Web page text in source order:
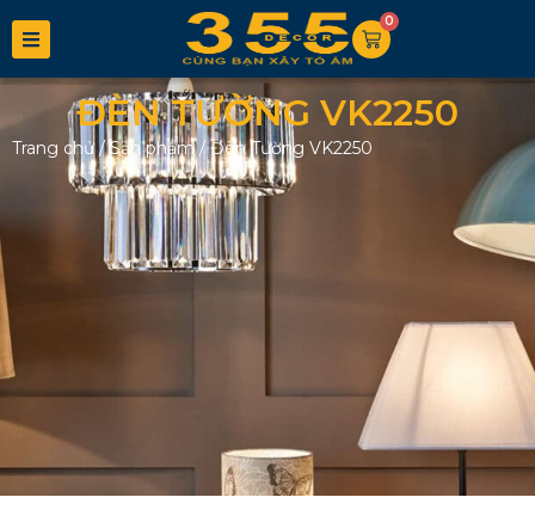
0
ĐÈN TƯỜNG VK2250
Trang chủ/Sản phẩm/Đèn Tường VK2250